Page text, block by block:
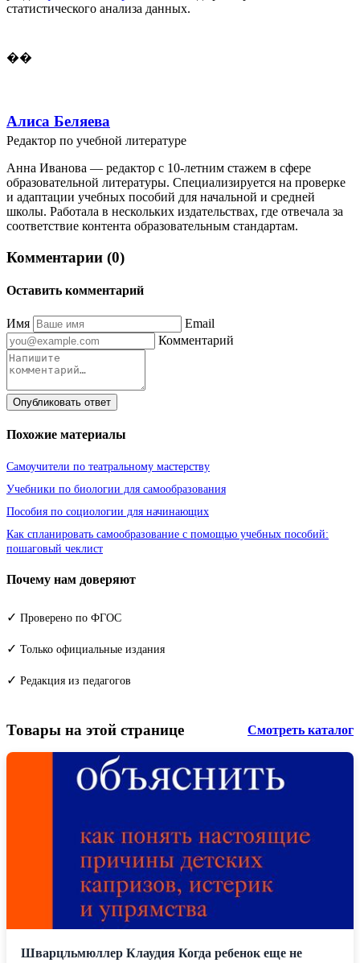
статистического анализа данных.
��
Алиса Беляева
Редактор по учебной литературе
Анна Иванова — редактор с 10-летним стажем в сфере
образовательной литературы. Специализируется на проверке
и адаптации учебных пособий для начальной и средней
школы. Работала в нескольких издательствах, где отвечала за
соответствие контента образовательным стандартам.
Комментарии (0)
Оставить комментарий
Имя
Email
Комментарий
Опубликовать ответ
Похожие материалы
Самоучители по театральному мастерству
Учебники по биологии для самообразования
Пособия по социологии для начинающих
Как спланировать самообразование с помощью учебных пособий:
пошаговый чеклист
Почему нам доверяют
✓ Проверено по ФГОС
✓ Только официальные издания
✓ Редакция из педагогов
Товары на этой странице Смотреть каталог
Шварцльмюллер Клаудия Когда ребенок еще не